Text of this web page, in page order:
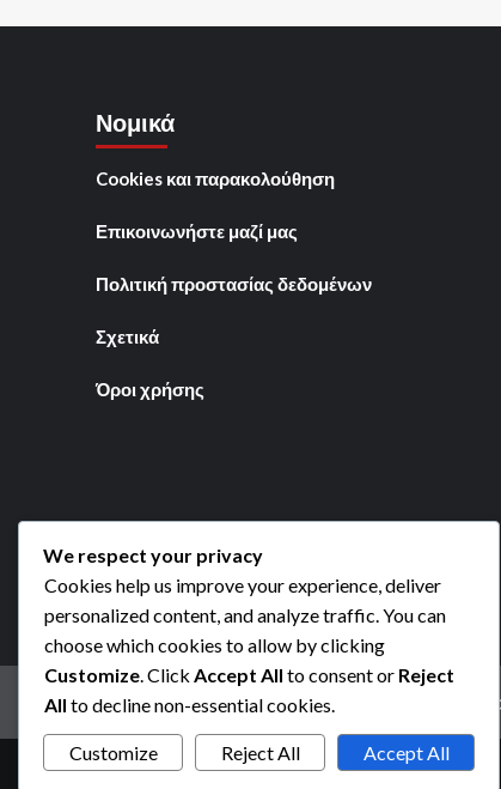
Νομικά
Cookies και παρακολούθηση
Επικοινωνήστε μαζί μας
Πολιτική προστασίας δεδομένων
Σχετικά
Όροι χρήσης
Cookies και παρακολούθηση Επικοινωνήστε
We respect your privacy
Cookies help us improve your experience, deliver
personalized content, and analyze traffic. You can
choose which cookies to allow by clicking
Customize. Click Accept All to consent or Reject
All to decline non-essential cookies.
Customize Reject All Accept All